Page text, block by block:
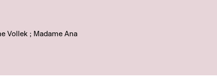
Vollek ; Madame Ana